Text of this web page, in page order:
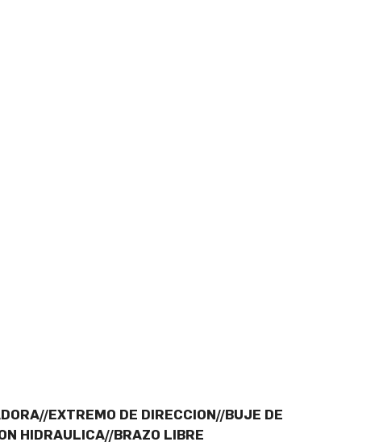
EXTREMO DE DIRECCION//BUJE DE
HIDRAULICA//BRAZO LIBRE